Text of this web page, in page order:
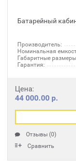
Батарейный
Производитель:
Номинальная
Габаритные
Гарантия:
Цена:
44 000.00 р.
Отзывы (0)
Сравнить